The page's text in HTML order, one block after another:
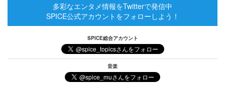
多彩なエンタメ情報をTwitterで発信中
SPICE公式アカウントをフォローしよう！
SPICE総合アカウント
音楽